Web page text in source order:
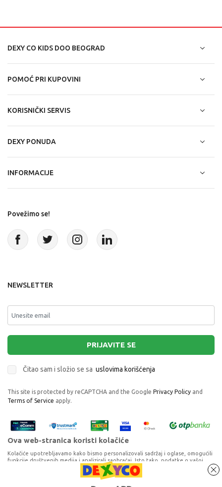
DEXY CO KIDS DOO BEOGRAD
POMOĆ PRI KUPOVINI
KORISNIČKI SERVIS
DEXY PONUDA
INFORMACIJE
Povežimo se!
NEWSLETTER
PRIJAVITE SE
Čitao sam i složio se sa uslovima korišćenja
This site is protected by reCAPTCHA and the Google Privacy Policy and
Terms of Service apply.
Ova web-stranica koristi kolačiće
Kolačiće upotrebljavamo kako bismo personalizovali sadržaj i oglase, omogućili
funkcije društvenih medija i analizirali saobraćaj. Isto tako, podatke o vašoj
upotrebi naše web-lokacije delimo s partnerima za društvene medije,
oglašavanje i analizu, a oni ih mogu kombinovati s drugim podacima koje ste im
pružili ili koje su prikupili dok ste upotrebljavali njihove usluge. Nastavkom